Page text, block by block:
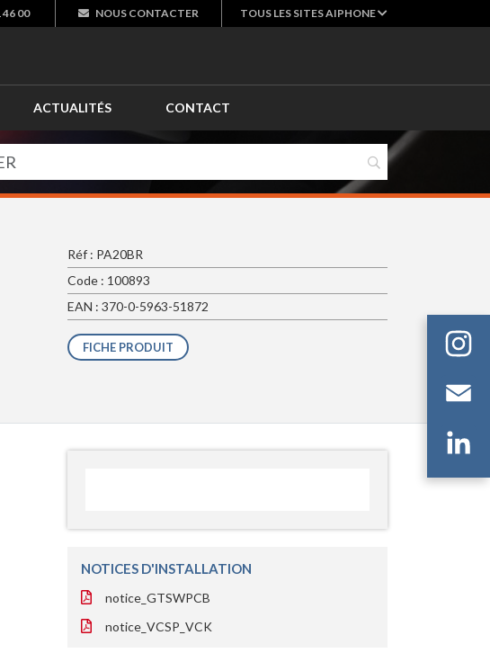
46 00 NOUS CONTACTER TOUS LES SITES AIPHONE
ACTUALITÉS CONTACT
Réf : PA20BR
Code : 100893
EAN : 370-0-5963-51872
FICHE PRODUIT
NOTICES D'INSTALLATION
notice_GTSWPCB
notice_VCSP_VCK